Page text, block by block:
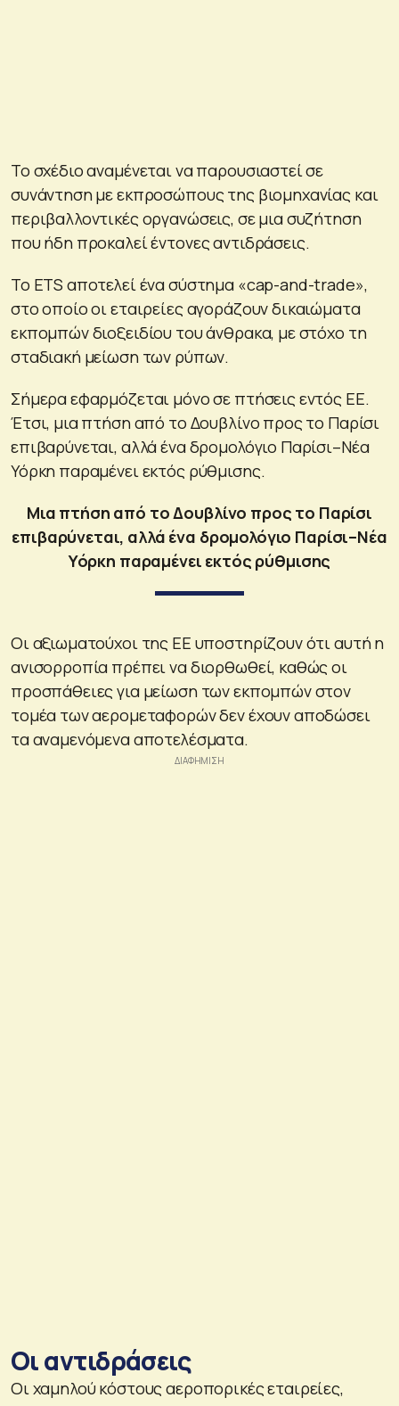
Το σχέδιο αναμένεται να παρουσιαστεί σε
συνάντηση με εκπροσώπους της βιομηχανίας και
περιβαλλοντικές οργανώσεις, σε μια συζήτηση
που ήδη προκαλεί έντονες αντιδράσεις.
Το ETS αποτελεί ένα σύστημα «cap-and-trade»,
στο οποίο οι εταιρείες αγοράζουν δικαιώματα
εκπομπών διοξειδίου του άνθρακα, με στόχο τη
σταδιακή μείωση των ρύπων.
Σήμερα εφαρμόζεται μόνο σε πτήσεις εντός ΕΕ.
Έτσι, μια πτήση από το Δουβλίνο προς το Παρίσι
επιβαρύνεται, αλλά ένα δρομολόγιο Παρίσι–Νέα
Υόρκη παραμένει εκτός ρύθμισης.
Μια πτήση από το Δουβλίνο προς το Παρίσι
επιβαρύνεται, αλλά ένα δρομολόγιο Παρίσι–Νέα
Υόρκη παραμένει εκτός ρύθμισης
Οι αξιωματούχοι της ΕΕ υποστηρίζουν ότι αυτή η
ανισορροπία πρέπει να διορθωθεί, καθώς οι
προσπάθειες για μείωση των εκπομπών στον
τομέα των αερομεταφορών δεν έχουν αποδώσει
τα αναμενόμενα αποτελέσματα.
Οι αντιδράσεις
Οι χαμηλού κόστους αεροπορικές εταιρείες,